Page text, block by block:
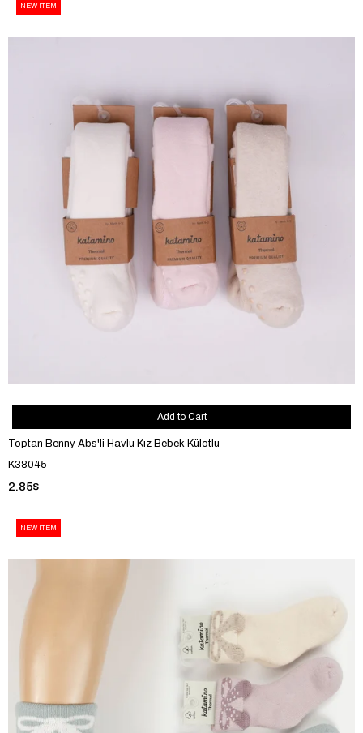
Toptan Benny Abs'li Havlu Kız Bebek Külotlu
K38045
2.85$
Add to Cart
NEW ITEM
NEW ITEM